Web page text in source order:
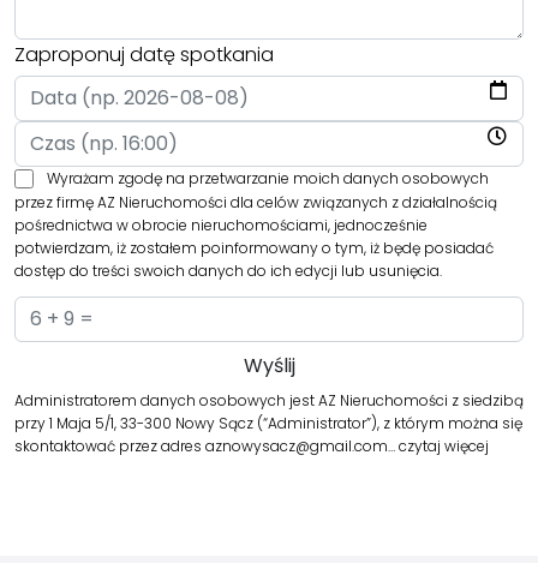
Zaproponuj datę spotkania
Wyrażam zgodę na przetwarzanie moich danych osobowych
przez firmę AZ Nieruchomości dla celów związanych z działalnością
pośrednictwa w obrocie nieruchomościami, jednocześnie
potwierdzam, iż zostałem poinformowany o tym, iż będę posiadać
dostęp do treści swoich danych do ich edycji lub usunięcia.
Administratorem danych osobowych jest AZ Nieruchomości z siedzibą
przy 1 Maja 5/1, 33-300 Nowy Sącz (“Administrator”), z którym można się
skontaktować przez adres aznowysacz@gmail.com…czytaj więcej